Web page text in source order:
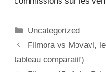
Catégories
Uncategorized
Navigation
des
Filmora vs Movavi,
tableau comparatif)